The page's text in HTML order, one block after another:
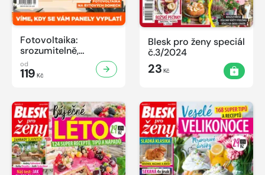
Fotovoltaika:
srozumitelně,
prakticky a užitečně
od
119 Kč
Blesk pro ženy speciál
č.3/2024
23 Kč